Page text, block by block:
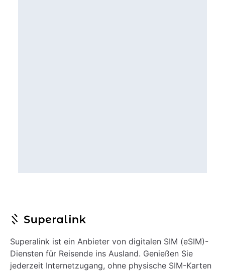
Superalink ist ein Anbieter von digitalen SIM (eSIM)-
Diensten für Reisende ins Ausland. Genießen Sie
jederzeit Internetzugang, ohne physische SIM-Karten